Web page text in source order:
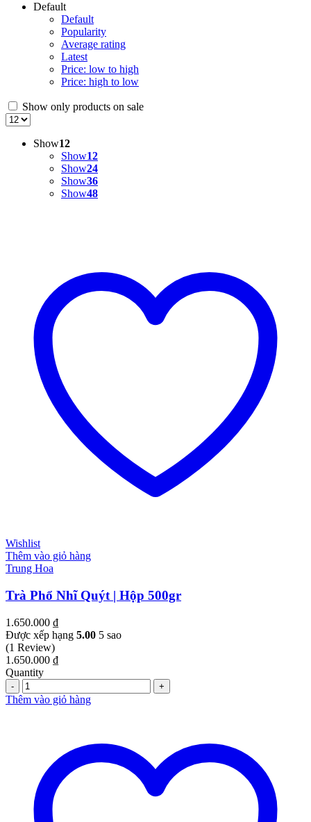
Default
Default
Popularity
Average rating
Latest
Price: low to high
Price: high to low
Show only products on sale
Show12
Show12
Show24
Show36
Show48
Wishlist
Thêm vào giỏ hàng
Trung Hoa
Trà Phổ Nhĩ Quýt | Hộp 500gr
1.650.000 ₫
Được xếp hạng 5.00 5 sao
(1 Review)
1.650.000 ₫
Quantity
Quantity
Thêm vào giỏ hàng